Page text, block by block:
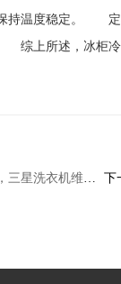
持温度稳定。 定
上所述，冰柜
洗衣机维修点 下